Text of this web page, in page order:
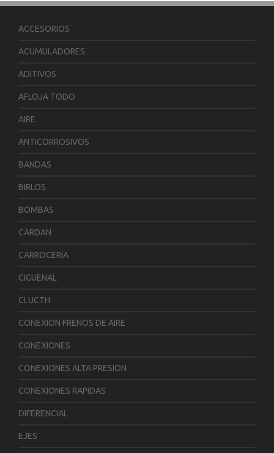
ACCESORIOS
ACUMULADORES
ADITIVOS
AFLOJA TODO
AIRE
ANTICORROSIVOS
BANDAS
BIRLOS
BOMBAS
CARDAN
CARROCERíA
CIGUENAL
CLUCTH
CONEXION FRENOS DE AIRE
CONEXIONES
CONEXIONES ALTA PRESION
CONEXIONES RAPIDAS
DIFERENCIAL
EJES